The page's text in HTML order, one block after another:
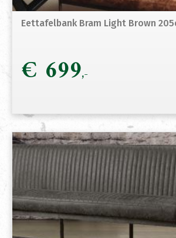
Eettafelbank Bram Light Brown
€ 699